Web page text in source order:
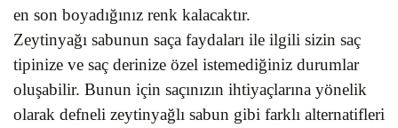
en son boyadığınız renk kalacaktır.
Zeytinyağı sabunun saça faydaları ile ilgili sizin saç
tipinize ve saç derinize özel istemediğiniz durumlar
oluşabilir. Bunun için saçınızın ihtiyaçlarına yönelik
olarak defneli zeytinyağlı sabun gibi farklı alternatifleri